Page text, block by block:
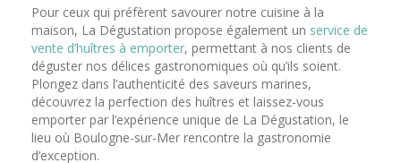
Pour ceux qui préfèrent savourer notre cuisine à la
maison, La Dégustation propose également un service de
vente d’huîtres à emporter, permettant à nos clients de
déguster nos délices gastronomiques où qu’ils soient.
Plongez dans l’authenticité des saveurs marines,
découvrez la perfection des huîtres et laissez-vous
emporter par l’expérience unique de La Dégustation, le
lieu où Boulogne-sur-Mer rencontre la gastronomie
d’exception.